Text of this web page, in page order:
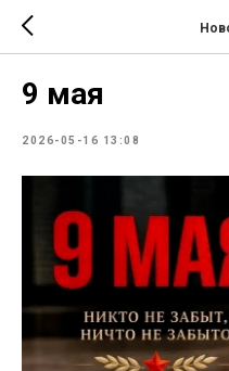
9 мая
2026-05-16 13:08